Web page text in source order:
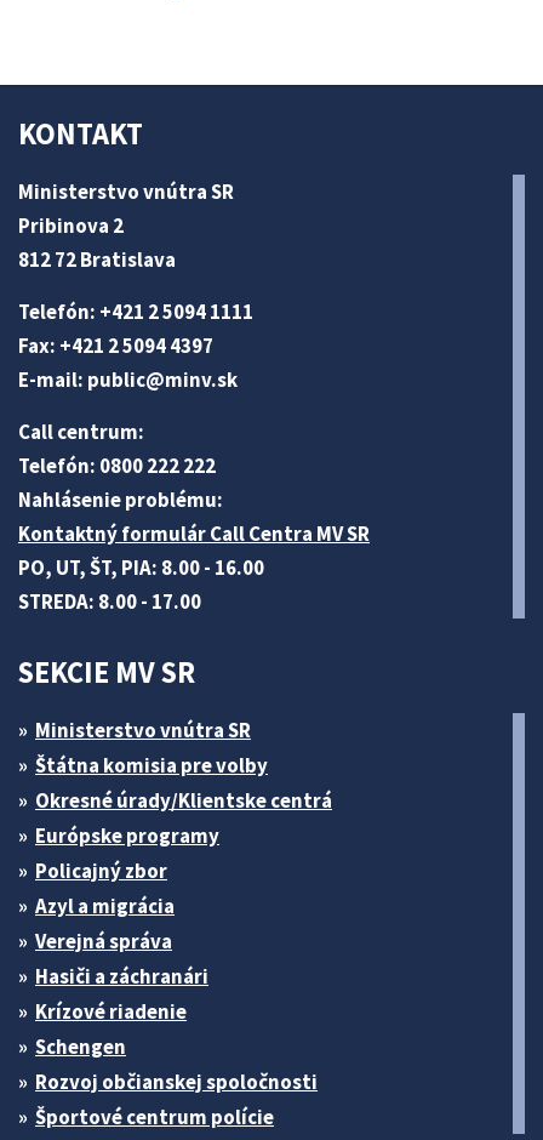
KONTAKT
Ministerstvo vnútra SR
Pribinova 2
812 72 Bratislava
Telefón: +421 2 5094 1111
Fax: +421 2 5094 4397
E-mail: public@minv.sk
Call centrum:
Telefón: 0800 222 222
Nahlásenie problému:
Kontaktný formulár Call Centra MV SR
PO, UT, ŠT, PIA: 8.00 - 16.00
STREDA: 8.00 - 17.00
SEKCIE MV SR
Ministerstvo vnútra SR
Štátna komisia pre volby
Okresné úrady/Klientske centrá
Európske programy
Policajný zbor
Azyl a migrácia
Verejná správa
Hasiči a záchranári
Krízové riadenie
Schengen
Rozvoj občianskej spoločnosti
Športové centrum polície